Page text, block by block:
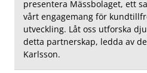
presentera Mässbolaget, ett
vårt engagemang för
utveckling. Låt oss utforska
detta partnerskap, ledda av
Karlsson.